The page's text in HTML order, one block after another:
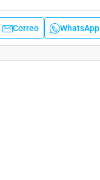
Correo WhatsApp